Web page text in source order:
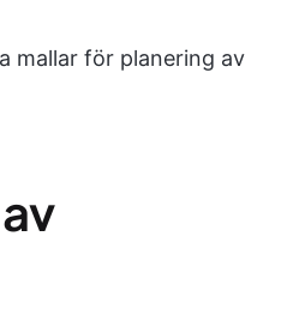
mallar för planering av